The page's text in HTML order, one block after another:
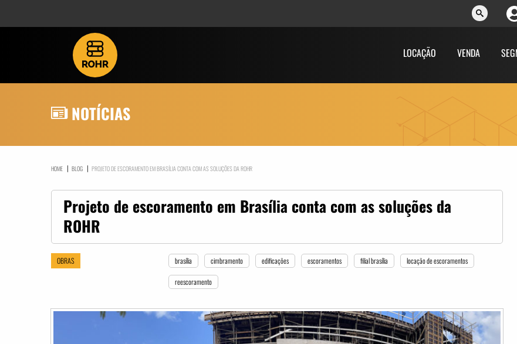
LOCAÇÃO VENDA
NOTÍCIAS
HOME | BLOG | PROJETO DE ESCORAMENTO EM BRASÍLIA CONTA COM AS SOLUÇÕES DA ROHR
Projeto de escoramento em Brasília conta com as soluções da
ROHR
OBRAS brasília cimbramento edificações escoramentos filial brasília locação de escoramentos
reescoramento